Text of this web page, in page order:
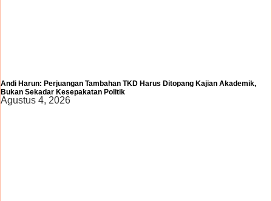
Andi Harun: Perjuangan Tambahan TKD Harus Ditopang Kajian Akademik,
Bukan Sekadar Kesepakatan Politik
Agustus 4, 2026